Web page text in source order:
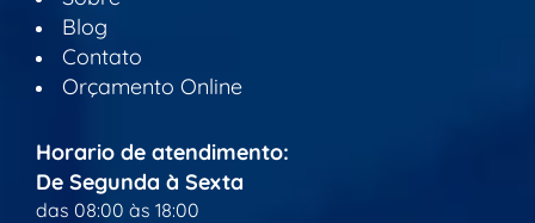
Blog
Contato
Orçamento Online
Horario de atendimento:
De Segunda à Sexta
das 08:00 às 18:00